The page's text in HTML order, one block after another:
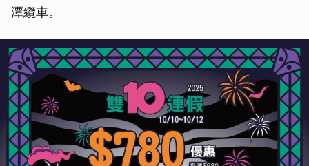
潭纜車。